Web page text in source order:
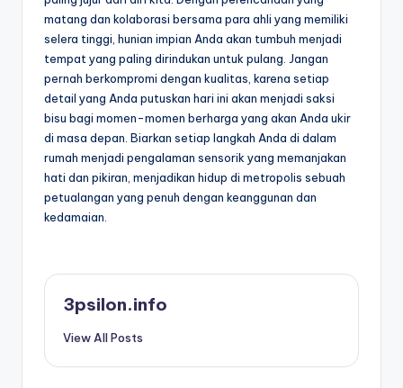
matang dan kolaborasi bersama para ahli yang memiliki
selera tinggi, hunian impian Anda akan tumbuh menjadi
tempat yang paling dirindukan untuk pulang. Jangan
pernah berkompromi dengan kualitas, karena setiap
detail yang Anda putuskan hari ini akan menjadi saksi
bisu bagi momen-momen berharga yang akan Anda ukir
di masa depan. Biarkan setiap langkah Anda di dalam
rumah menjadi pengalaman sensorik yang memanjakan
hati dan pikiran, menjadikan hidup di metropolis sebuah
petualangan yang penuh dengan keanggunan dan
kedamaian.
3psilon.info
View All Posts